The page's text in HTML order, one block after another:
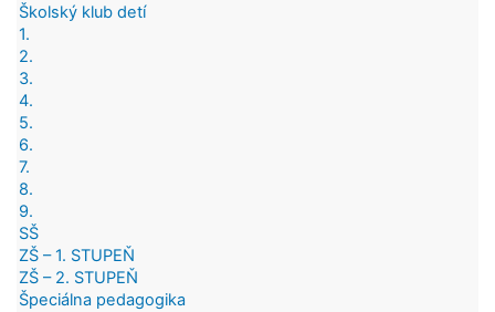
Školský klub detí
1.
2.
3.
4.
5.
6.
7.
8.
9.
SŠ
ZŠ – 1. STUPEŇ
ZŠ – 2. STUPEŇ
Špeciálna pedagogika